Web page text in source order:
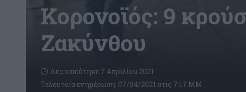
Κορονοϊός: 9
Ζακύνθου
Τελευταία ενημέρωση: 07/04/2021 στις 7:17 ΜΜ
Δημοσιεύτηκε 7 Απριλίου 2021